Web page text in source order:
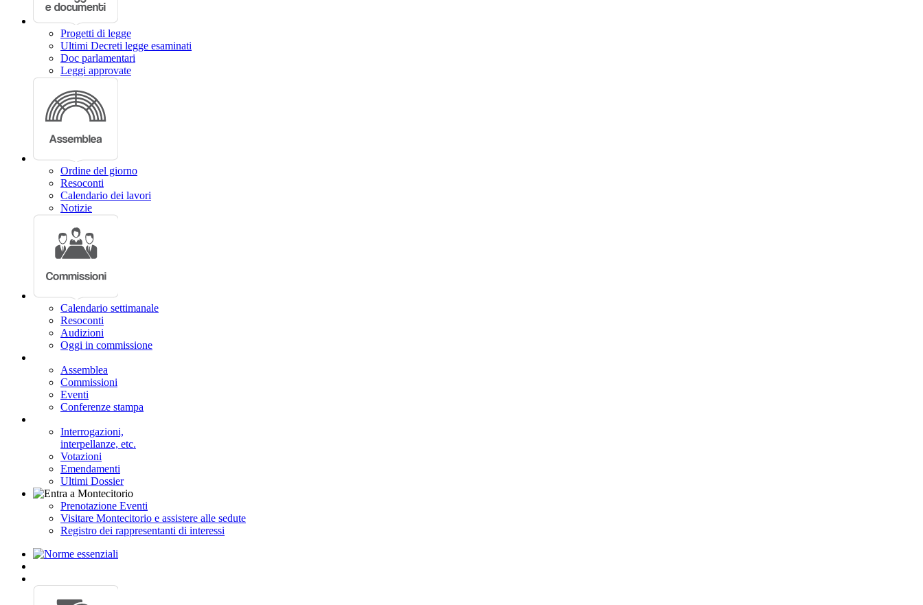
Progetti di legge
Ultimi Decreti legge esaminati
Doc parlamentari
Leggi approvate
Ordine del giorno
Resoconti
Calendario dei lavori
Notizie
Calendario settimanale
Resoconti
Audizioni
Oggi in commissione
Assemblea
Commissioni
Eventi
Conferenze stampa
Interrogazioni,
interpellanze, etc.
Votazioni
Emendamenti
Ultimi Dossier
Prenotazione Eventi
Visitare Montecitorio e assistere alle sedute
Registro dei rappresentanti di interessi